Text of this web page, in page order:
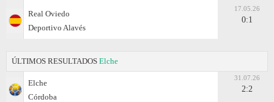
Real Oviedo
Deportivo Alavés
17.05.26
0:1
ÚLTIMOS RESULTADOS Elche
Elche
Córdoba
31.07.26
2:2